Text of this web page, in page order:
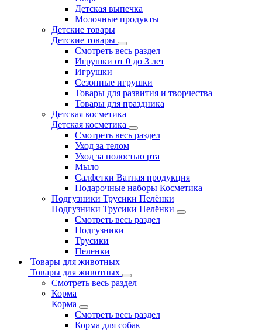
Детская выпечка
Молочные продукты
Детские товары
Детские товары
Смотреть весь раздел
Игрушки от 0 до 3 лет
Игрушки
Сезонные игрушки
Товары для развития и творчества
Товары для праздника
Детская косметика
Детская косметика
Смотреть весь раздел
Уход за телом
Уход за полостью рта
Мыло
Салфетки Ватная продукция
Подарочные наборы Косметика
Подгузники Трусики Пелёнки
Подгузники Трусики Пелёнки
Смотреть весь раздел
Подгузники
Трусики
Пеленки
Товары для животных
Товары для животных
Смотреть весь раздел
Корма
Корма
Смотреть весь раздел
Корма для собак